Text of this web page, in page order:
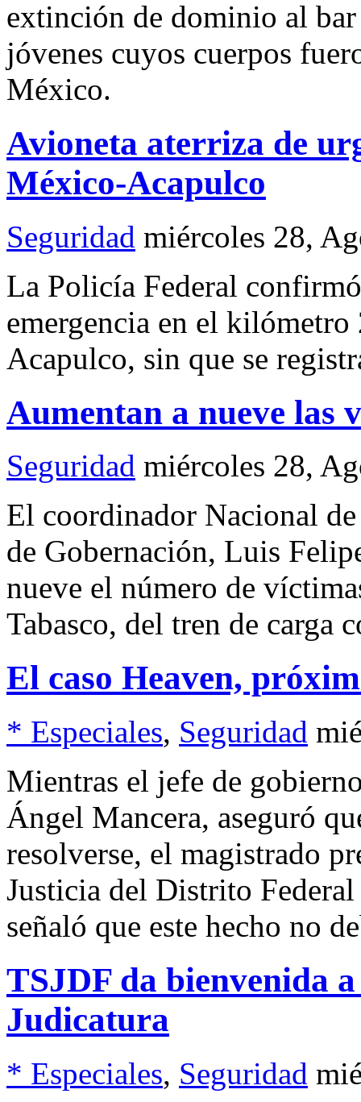
extinción de dominio al bar
jóvenes cuyos cuerpos
México.
Avioneta aterriza de
México-Acapulco
Seguridad miércoles 28,
La Policía Federal
emergencia en el
Acapulco, sin que se
Aumentan a nueve las
Seguridad miércoles 28,
El coordinador Nacional
de Gobernación, Luis
nueve el número de
Tabasco, del tren de carga
El caso Heaven,
* Especiales, Seguridad
Mientras el jefe de
Ángel Mancera, aseguró
resolverse, el magistrado
Justicia del Distrito
señaló que este hecho no
TSJDF da bienvenida
Judicatura
* Especiales, Seguridad